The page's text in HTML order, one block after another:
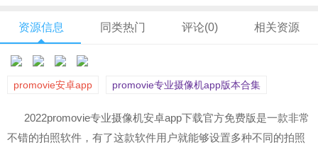
资源信息 同类热门 评论(0) 相关资源
promovie安卓app promovie专业摄像机app版本合集
2022promovie专业摄像机安卓app下载官方免费版是一款非常
不错的拍照软件，有了这款软件用户就能够设置多种不同的拍照